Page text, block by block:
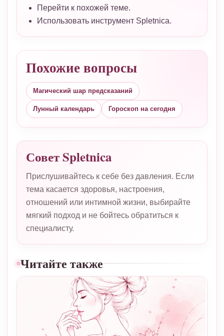
Перейти к похожей теме.
Использовать инструмент Spletnica.
Похожие вопросы
Магический шар предсказаний
Лунный календарь Гороскоп на сегодня
Совет Spletnica
Прислушивайтесь к себе без давления. Если
тема касается здоровья, настроения,
отношений или интимной жизни, выбирайте
мягкий подход и не бойтесь обратиться к
специалисту.
Читайте также